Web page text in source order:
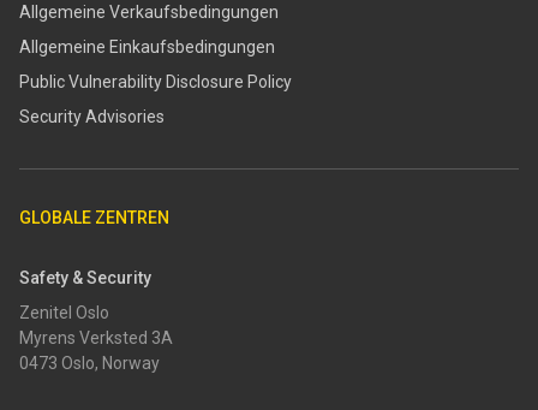
Allgemeine Verkaufsbedingungen
Allgemeine Einkaufsbedingungen
​​Public Vulnerability Disclosure Policy​
Security Advisories
GLOBALE ZENTREN
Safety & Security
Zenitel Oslo
Myrens Verksted 3A
0473 Oslo, Norway